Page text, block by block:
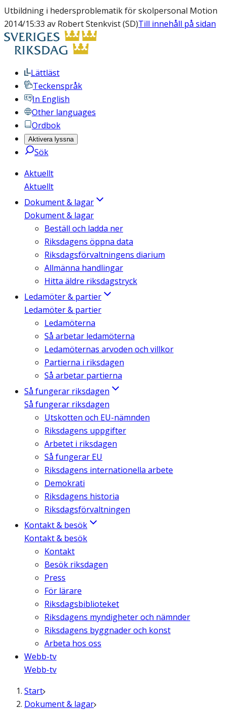
Utbildning i hedersproblematik för skolpersonal Motion
2014/15:33 av Robert Stenkvist (SD)Till innehåll på sidan
Lättläst
Teckenspråk
In English
Other languages
Ordbok
Aktivera lyssna
Sök
Aktuellt
Aktuellt
Dokument & lagar
Dokument & lagar
Beställ och ladda ner
Riksdagens öppna data
Riksdagsförvaltningens diarium
Allmänna handlingar
Hitta äldre riksdagstryck
Ledamöter & partier
Ledamöter & partier
Ledamöterna
Så arbetar ledamöterna
Ledamöternas arvoden och villkor
Partierna i riksdagen
Så arbetar partierna
Så fungerar riksdagen
Så fungerar riksdagen
Utskotten och EU-nämnden
Riksdagens uppgifter
Arbetet i riksdagen
Så fungerar EU
Riksdagens internationella arbete
Demokrati
Riksdagens historia
Riksdagsförvaltningen
Kontakt & besök
Kontakt & besök
Kontakt
Besök riksdagen
Press
För lärare
Riksdagsbiblioteket
Riksdagens myndigheter och nämnder
Riksdagens byggnader och konst
Arbeta hos oss
Webb-tv
Webb-tv
Start
Dokument & lagar